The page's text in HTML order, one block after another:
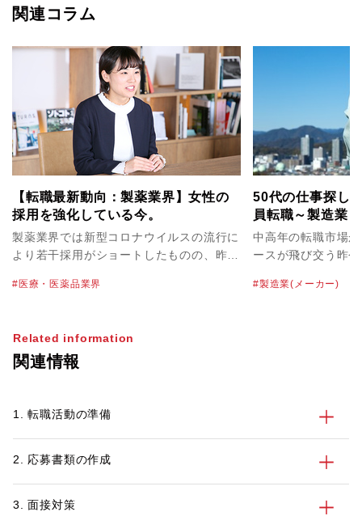
関連コラム
【転職最新動向：製薬業界】女性の
採用を強化している今。
製薬業界では新型コロナウイルスの流行に
より若干採用がショートしたものの、昨年
明けてからは、積極的に採用を行っている
体で昨対比約130％、特に先発薬メーカー
では昨対比170％まで大きく伸びました。
要望が高まる「女性」の採用にフォーカス
医療・医薬品業界
50代の仕事探し
員転職～製造業
編～
中高年の転職市場
ースが飛び交う昨
系エンジニア・電
のようなアピール
っているキャリア
今の50代製造業エ
向や転職成功事例
製造業(メーカー)
Related information
関連情報
1. 転職活動の準備
2. 応募書類の作成
3. 面接対策